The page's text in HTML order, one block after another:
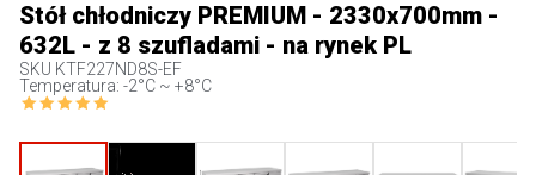
Stół chłodniczy PREMIUM - 2330x700mm -
632L - z 8 szufladami - na rynek PL
SKU KTF227ND8S-EF
Temperatura: -2°C ~ +8°C